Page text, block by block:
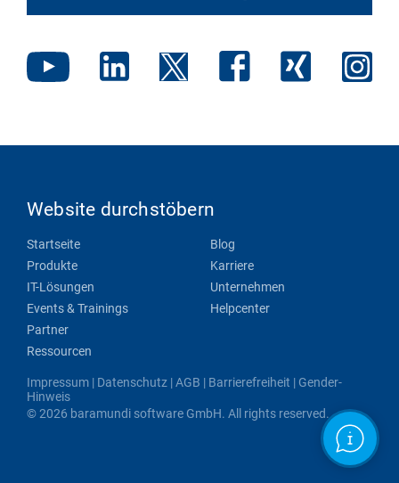
Website durchstöbern
Startseite
Produkte
IT-Lösungen
Events & Trainings
Partner
Ressourcen
Blog
Karriere
Unternehmen
Helpcenter
Impressum | Datenschutz |AGB | Barrierefreiheit | Gender-
Hinweis
© 2026 baramundi software GmbH. All rights reserved.